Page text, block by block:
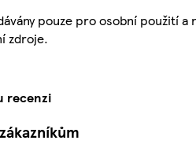
pouze pro osobní použití
zdroje.
recenzi